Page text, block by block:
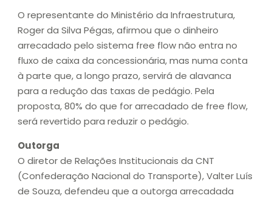
O representante do Ministério da Infraestrutura,
Roger da Silva Pégas, afirmou que o dinheiro
arrecadado pelo sistema free flow não entra no
fluxo de caixa da concessionária, mas numa conta
à parte que, a longo prazo, servirá de alavanca
para a redução das taxas de pedágio. Pela
proposta, 80% do que for arrecadado de free flow,
será revertido para reduzir o pedágio.
Outorga
O diretor de Relações Institucionais da CNT
(Confederação Nacional do Transporte), Valter Luís
de Souza, defendeu que a outorga arrecadada